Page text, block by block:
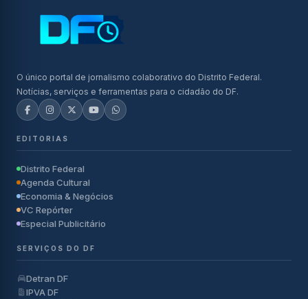
O único portal de jornalismo colaborativo do Distrito Federal.
Notícias, serviços e ferramentas para o cidadão do DF.
EDITORIAS
Distrito Federal
Agenda Cultural
Economia & Negócios
VC Repórter
Especial Publicitário
SERVIÇOS DO DF
Detran DF
IPVA DF